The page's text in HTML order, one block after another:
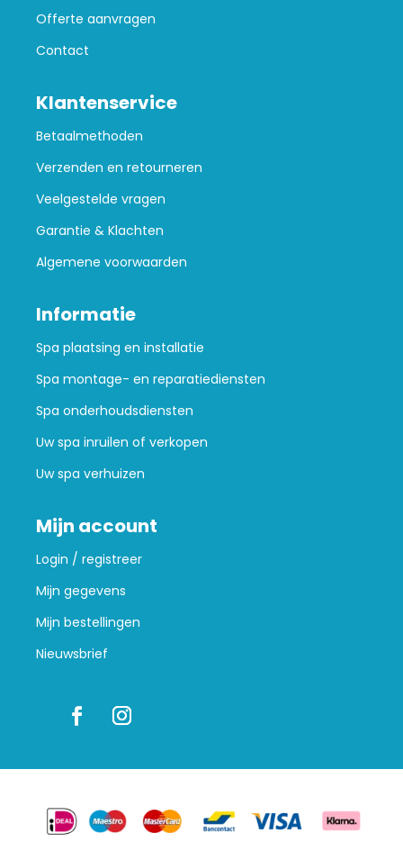
Offerte aanvragen
Contact
Klantenservice
Betaalmethoden
Verzenden en retourneren
Veelgestelde vragen
Garantie & Klachten
Algemene voorwaarden
Informatie
Spa plaatsing en installatie
Spa montage- en reparatiediensten
Spa onderhoudsdiensten
Uw spa inruilen of verkopen
Uw spa verhuizen
Mijn account
Login / registreer
Mijn gegevens
Mijn bestellingen
Nieuwsbrief